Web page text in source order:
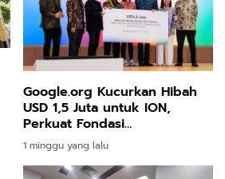
Google.org Kucurkan Hibah
USD 1,5 Juta untuk ION,
Perkuat Fondasi
Perdagangan Digital Terbuka
Indonesia
1 minggu yang lalu